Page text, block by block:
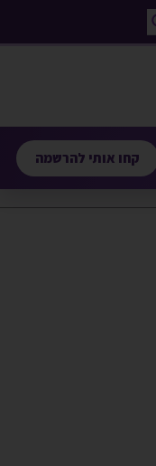
קחו אותי להרשמה